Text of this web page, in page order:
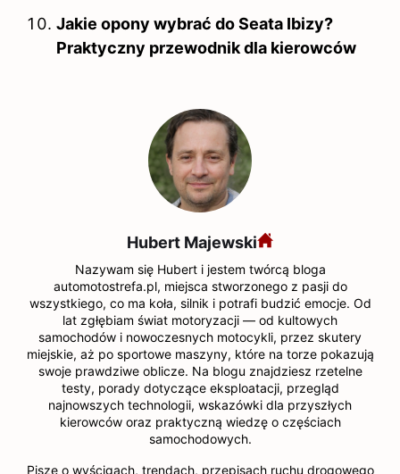
Jakie opony wybrać do Seata Ibizy?
Praktyczny przewodnik dla kierowców
Hubert Majewski
Nazywam się Hubert i jestem twórcą bloga
automotostrefa.pl, miejsca stworzonego z pasji do
wszystkiego, co ma koła, silnik i potrafi budzić emocje. Od
lat zgłębiam świat motoryzacji — od kultowych
samochodów i nowoczesnych motocykli, przez skutery
miejskie, aż po sportowe maszyny, które na torze pokazują
swoje prawdziwe oblicze. Na blogu znajdziesz rzetelne
testy, porady dotyczące eksploatacji, przegląd
najnowszych technologii, wskazówki dla przyszłych
kierowców oraz praktyczną wiedzę o częściach
samochodowych.
Piszę o wyścigach, trendach, przepisach ruchu drogowego